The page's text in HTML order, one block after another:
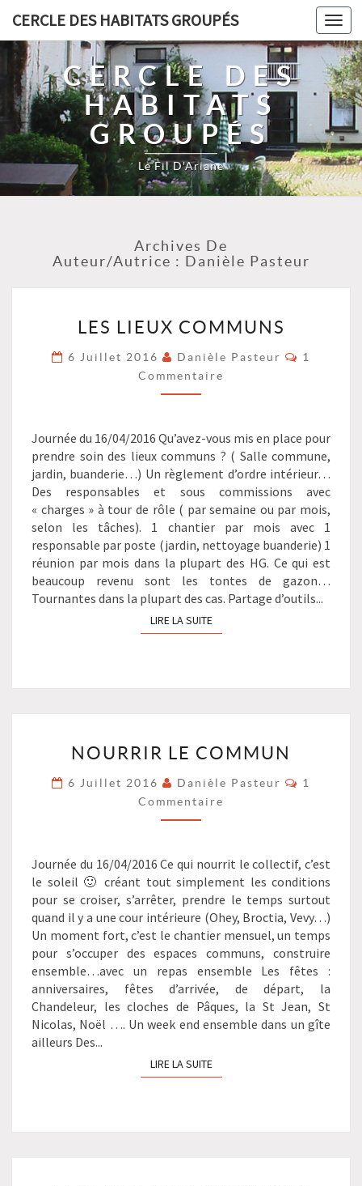
CERCLE DES HABITATS GROUPÉS
CERCLE DES
HABITATS
GROUPÉS
Le Fil D'Ariane
Archives De
Auteur/autrice : Danièle Pasteur
LIEUX
?
>
LES LIEUX COMMUNS
6 Juillet 2016 Danièle Pasteur
1
Commentaire
Journée du 16/04/2016 Qu’avez-vous mis en place pour
prendre soin des lieux communs ? ( Salle commune,
jardin, buanderie…) Un règlement d’ordre intérieur…
Des responsables et sous commissions avec
« charges » à tour de rôle ( par semaine ou par mois,
selon les tâches). 1 chantier par mois avec 1
responsable par poste (jardin, nettoyage buanderie) 1
réunion par mois dans la plupart des HG. Ce qui est
beaucoup revenu sont les tontes de gazon…
Tournantes dans la plupart des cas. Partage d’outils...
LIRE LA SUITELIRE LA SUITE
LE
?
>
NOURRIR LE COMMUN
6 Juillet 2016 Danièle Pasteur
1
Commentaire
Journée du 16/04/2016 Ce qui nourrit le collectif, c’est
le soleil 🙂 créant tout simplement les conditions
pour se croiser, s’arrêter, prendre le temps surtout
quand il y a une cour intérieure (Ohey, Broctia, Vevy…)
Un moment fort, c’est le chantier mensuel, un temps
pour s’occuper des espaces communs, construire
ensemble…avec un repas ensemble Les fêtes :
anniversaires, fêtes d’arrivée, de départ, la
Chandeleur, les cloches de Pâques, la St Jean, St
Nicolas, Noël …. Un week end ensemble dans un gîte
ailleurs Des...
LIRE LA SUITELIRE LA SUITE